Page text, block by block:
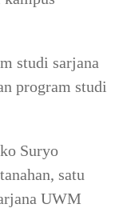
studi sarjana
program studi
Suryo
satu
UWM